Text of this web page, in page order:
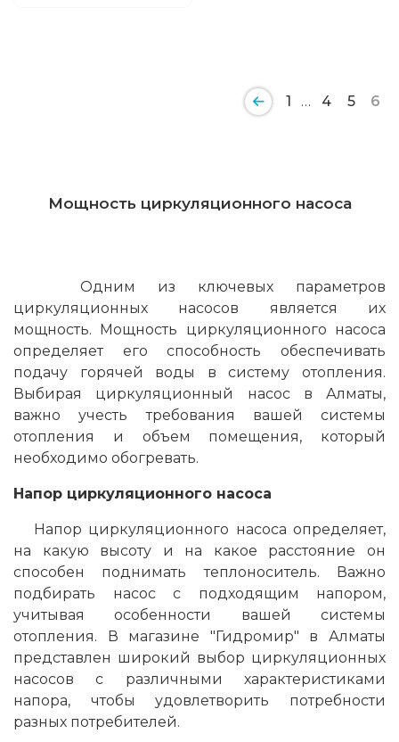
1 … 4 5 6
Мощность циркуляционного насоса
Одним из ключевых параметров
циркуляционных насосов является их
мощность. Мощность циркуляционного насоса
определяет его способность обеспечивать
подачу горячей воды в систему отопления.
Выбирая циркуляционный насос в Алматы,
важно учесть требования вашей системы
отопления и объем помещения, который
необходимо обогревать.
Напор циркуляционного насоса
Напор циркуляционного насоса определяет,
на какую высоту и на какое расстояние он
способен поднимать теплоноситель. Важно
подбирать насос с подходящим напором,
учитывая особенности вашей системы
отопления. В магазине "Гидромир" в Алматы
представлен широкий выбор циркуляционных
насосов с различными характеристиками
напора, чтобы удовлетворить потребности
разных потребителей.